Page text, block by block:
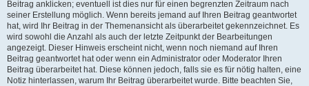
Beitrag anklicken; eventuell ist dies nur für einen begrenzten Zeitraum nach
seiner Erstellung möglich. Wenn bereits jemand auf Ihren Beitrag geantwortet
hat, wird Ihr Beitrag in der Themenansicht als überarbeitet gekennzeichnet. Es
wird sowohl die Anzahl als auch der letzte Zeitpunkt der Bearbeitungen
angezeigt. Dieser Hinweis erscheint nicht, wenn noch niemand auf Ihren
Beitrag geantwortet hat oder wenn ein Administrator oder Moderator Ihren
Beitrag überarbeitet hat. Diese können jedoch, falls sie es für nötig halten, eine
Notiz hinterlassen, warum Ihr Beitrag überarbeitet wurde. Bitte beachten Sie,